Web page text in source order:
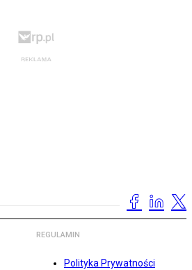
REGULAMIN
Polityka Prywatności